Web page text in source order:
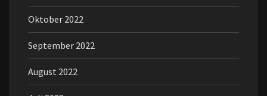
Oktober 2022
September 2022
August 2022